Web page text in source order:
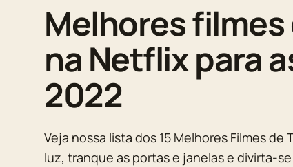
Melhores
na Netflix para
2022
Veja nossa lista dos 15 Melhores Filmes de
luz, tranque as portas e janelas e divirta-